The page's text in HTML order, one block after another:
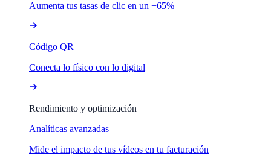
Aumenta tus tasas de clic en un +65%
Código QR
Conecta lo físico con lo digital
Rendimiento y optimización
Analíticas avanzadas
Mide el impacto de tus vídeos en tu facturación